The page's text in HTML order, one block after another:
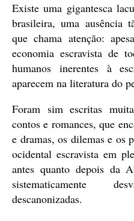
Existe uma gigantesca
brasileira, uma ausência
que chama atenção:
economia escravista de
humanos inerentes à
aparecem na literatura do
Foram sim escritas
contos e romances, que
e dramas, os dilemas e os
ocidental escravista em
antes quanto depois da
sistematicamente
descanonizadas.